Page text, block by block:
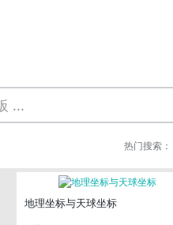
热门搜索：
地理坐标与天球坐标